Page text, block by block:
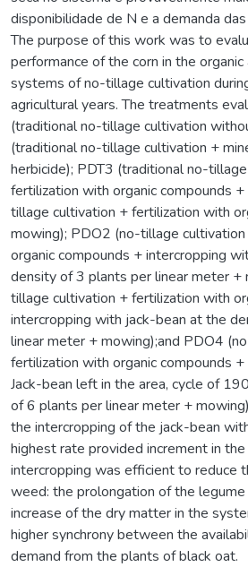
disponibilidade de N e a demanda
The purpose of this work was to
performance of the corn in the
systems of no-tillage cultivation
agricultural years. The treatments
(traditional no-tillage cultivation
(traditional no-tillage cultivation +
herbicide); PDT3 (traditional no-
fertilization with organic compounds
tillage cultivation + fertilization with
mowing); PDO2 (no-tillage
organic compounds + intercropping
density of 3 plants per linear meter +
tillage cultivation + fertilization with
intercropping with jack-bean at the
linear meter + mowing);and PDO4
fertilization with organic compounds
Jack-bean left in the area, cycle of
of 6 plants per linear meter +
the intercropping of the jack-bean
highest rate provided increment in
intercropping was efficient to reduce
weed: the prolongation of the
increase of the dry matter in the
higher synchrony between the
demand from the plants of black oat.